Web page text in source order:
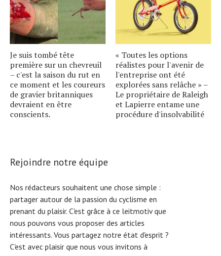
Je suis tombé tête
première sur un chevreuil
– c'est la saison du rut en
ce moment et les coureurs
de gravier britanniques
devraient en être
conscients.
« Toutes les options
réalistes pour l'avenir de
l'entreprise ont été
explorées sans relâche » –
Le propriétaire de Raleigh
et Lapierre entame une
procédure d'insolvabilité
Rejoindre notre équipe
Nos rédacteurs souhaitent une chose simple :
partager autour de la passion du cyclisme en
prenant du plaisir. C'est grâce à ce leitmotiv que
nous pouvons vous proposer des articles
intéressants. Vous partagez notre état d'esprit ?
C'est avec plaisir que nous vous invitons à